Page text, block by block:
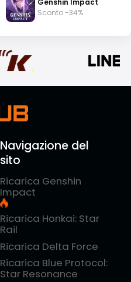
Genshin Impact
Sconto -34%
Navigazione del
sito
Ricarica Genshin
Impact
Ricarica Honkai: Star
Rail
Ricarica Delta Force
Ricarica Blue Protocol:
Star Resonance